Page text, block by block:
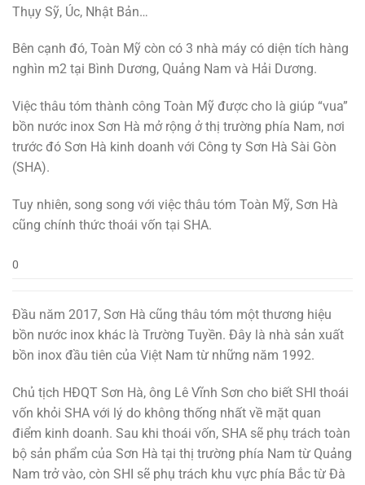
Thụy Sỹ, Úc, Nhật Bản…
Bên cạnh đó, Toàn Mỹ còn có 3 nhà máy có diện tích hàng
nghìn m2 tại Bình Dương, Quảng Nam và Hải Dương.
Việc thâu tóm thành công Toàn Mỹ được cho là giúp “vua”
bồn nước inox Sơn Hà mở rộng ở thị trường phía Nam, nơi
trước đó Sơn Hà kinh doanh với Công ty Sơn Hà Sài Gòn
(SHA).
Tuy nhiên, song song với việc thâu tóm Toàn Mỹ, Sơn Hà
cũng chính thức thoái vốn tại SHA.
0
Đầu năm 2017, Sơn Hà cũng thâu tóm một thương hiệu
bồn nước inox khác là Trường Tuyền. Đây là nhà sản xuất
bồn inox đầu tiên của Việt Nam từ những năm 1992.
Chủ tịch HĐQT Sơn Hà, ông Lê Vĩnh Sơn cho biết SHI thoái
vốn khỏi SHA với lý do không thống nhất về mặt quan
điểm kinh doanh. Sau khi thoái vốn, SHA sẽ phụ trách toàn
bộ sản phẩm của Sơn Hà tại thị trường phía Nam từ Quảng
Nam trở vào, còn SHI sẽ phụ trách khu vực phía Bắc từ Đà